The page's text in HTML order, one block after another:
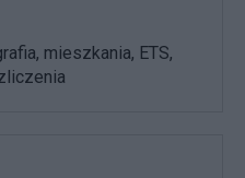
mieszkania, ETS,